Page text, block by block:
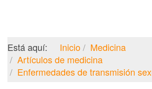
Está aquí: Inicio
Medicina
Artículos de medicina
Enfermedades de transmisión